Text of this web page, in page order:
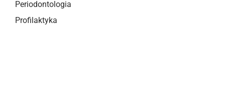
Periodontologia
Profilaktyka